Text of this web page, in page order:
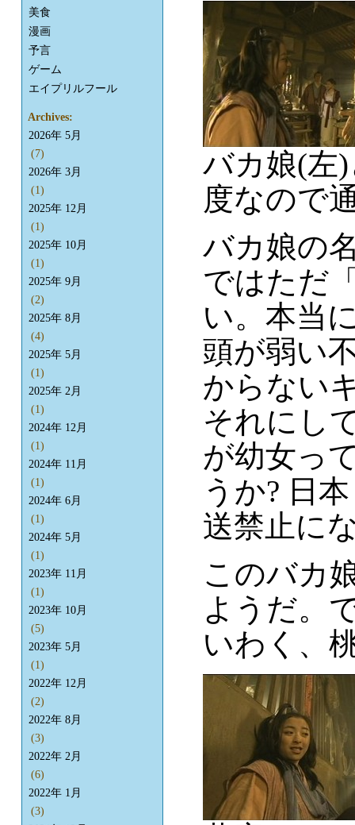
バカ娘(左
度なので
バカ娘の
ではただ
い。本当
頭が弱い
からない
それにし
が幼女っ
うか? 日
送禁止に
このバカ
ようだ。
いわく、
美食
漫画
予言
ゲーム
エイプリルフール
Archives:
2026年 5月
(7)
2026年 3月
(1)
2025年 12月
(1)
2025年 10月
(1)
2025年 9月
(2)
2025年 8月
(4)
2025年 5月
(1)
2025年 2月
(1)
2024年 12月
(1)
2024年 11月
(1)
2024年 6月
(1)
2024年 5月
(1)
2023年 11月
(1)
2023年 10月
(5)
2023年 5月
(1)
2022年 12月
(2)
2022年 8月
(3)
2022年 2月
(6)
2022年 1月
(3)